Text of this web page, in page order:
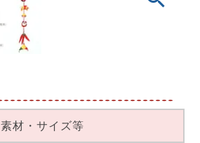
素材・サイズ等